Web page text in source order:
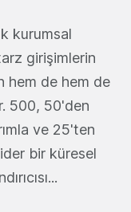
kurumsal
girişimlerin
hem de hem de
500, 50'den
ve 25'ten
bir küresel